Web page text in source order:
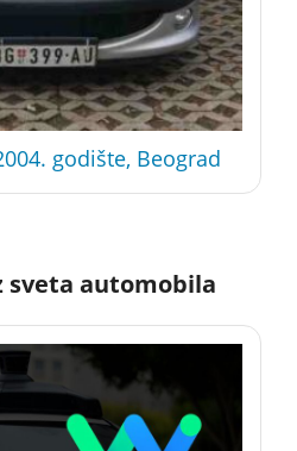
godište, Beograd
sveta automobila